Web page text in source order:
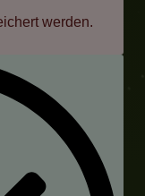
werden.